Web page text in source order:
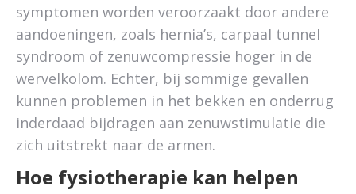
symptomen worden veroorzaakt door andere
aandoeningen, zoals hernia’s, carpaal tunnel
syndroom of zenuwcompressie hoger in de
wervelkolom. Echter, bij sommige gevallen
kunnen problemen in het bekken en onderrug
inderdaad bijdragen aan zenuwstimulatie die
zich uitstrekt naar de armen.
Hoe fysiotherapie kan helpen